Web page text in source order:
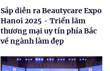
Sắp diễn ra Beautycare Expo
Hanoi 2025 - Triển lãm
thương mại uy tín phía Bắc
về ngành làm đẹp